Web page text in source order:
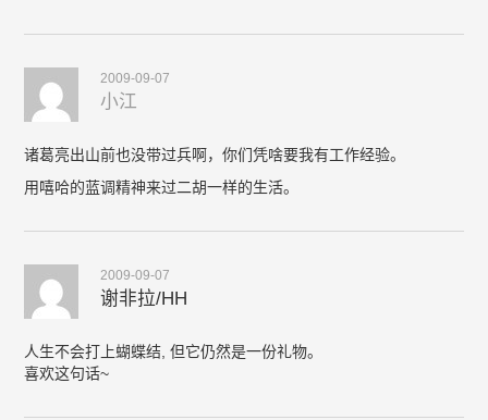
2009-09-07
小江
诸葛亮出山前也没带过兵啊，你们凭啥要我有工作经验。
用嘻哈的蓝调精神来过二胡一样的生活。
2009-09-07
谢非拉/HH
人生不会打上蝴蝶结, 但它仍然是一份礼物。
喜欢这句话~